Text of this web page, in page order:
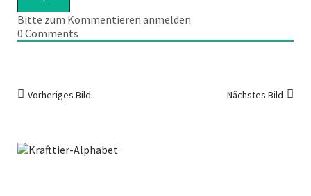
Bitte zum Kommentieren anmelden
0 Comments
Nächstes Bild
Vorheriges Bild